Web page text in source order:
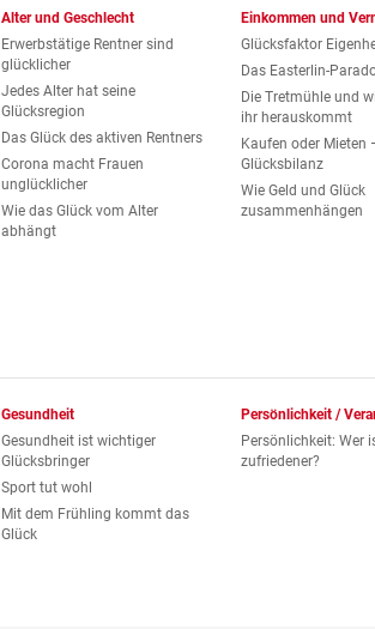
Alter und Geschlecht
Erwerbstätige Rentner sind
glücklicher
Jedes Alter hat seine
Glücksregion
Das Glück des aktiven Rentners
Corona macht Frauen
unglücklicher
Wie das Glück vom Alter
abhängt
Einkommen und
Glücksfaktor
Das Easterlin-
Die Tretmühle und
ihr herauskommt
Kaufen oder Mieten
Glücksbilanz
Wie Geld und Glück
zusammenhängen
Gesundheit
Gesundheit ist wichtiger
Glücksbringer
Sport tut wohl
Mit dem Frühling kommt das
Glück
Persönlichkeit /
Persönlichkeit: Wer
zufriedener?